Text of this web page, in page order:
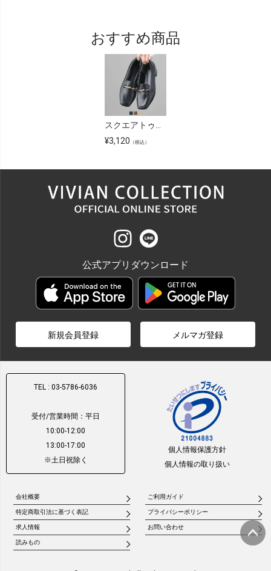
おすすめ商品
¥3,120 （税込）
公式アプリダウンロード
新規会員登録 メルマガ登録
TEL : 03-5786-6036
受付/営業時間：平日
10:00-12:00
13:00-17:00
※土日祝除く
個人情報保護方針
個人情報の取り扱い
会社概要 ご利用ガイド
特定商取引法に基づく表記 プライバシーポリシー
求人情報 お問い合わせ
読みもの